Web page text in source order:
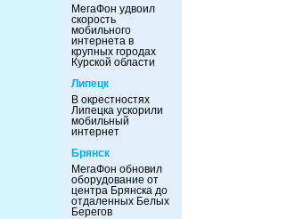
МегаФон удвоил
скорость
мобильного
интернета в
крупных городах
Курской области
Липецк
В окрестностях
Липецка ускорили
мобильный
интернет
Брянск
МегаФон обновил
оборудование от
центра Брянска до
отдаленных Белых
Берегов